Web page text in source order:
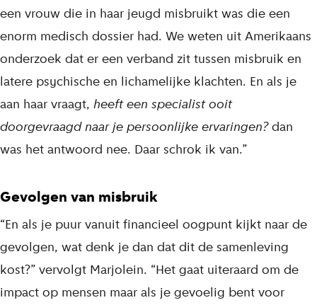
een vrouw die in haar jeugd misbruikt was die een
enorm medisch dossier had. We weten uit Amerikaans
onderzoek dat er een verband zit tussen misbruik en
latere psychische en lichamelijke klachten. En als je
aan haar vraagt, heeft een specialist ooit
doorgevraagd naar je persoonlijke ervaringen?dan
was het antwoord nee. Daar schrok ik van.”
Gevolgen van misbruik
“En als je puur vanuit financieel oogpunt kijkt naar de
gevolgen, wat denk je dan dat dit de samenleving
kost?” vervolgt Marjolein. “Het gaat uiteraard om de
impact op mensen maar als je gevoelig bent voor